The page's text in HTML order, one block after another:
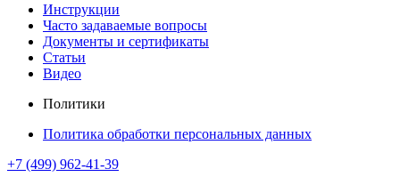
Инструкции
Часто задаваемые вопросы
Документы и сертификаты
Статьи
Видео
Политики
Политика обработки персональных данных
+7 (499) 962-41-39